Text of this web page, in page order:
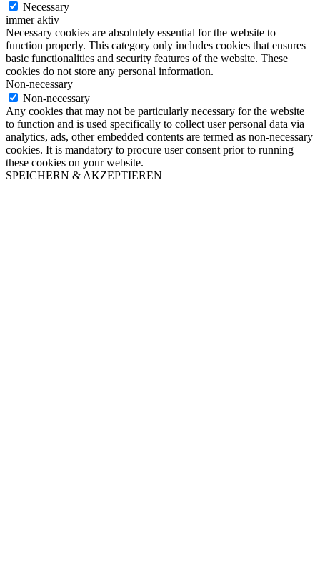
Necessary
immer aktiv
Necessary cookies are absolutely essential for the website to
function properly. This category only includes cookies that ensures
basic functionalities and security features of the website. These
cookies do not store any personal information.
Non-necessary
Non-necessary
Any cookies that may not be particularly necessary for the website
to function and is used specifically to collect user personal data via
analytics, ads, other embedded contents are termed as non-necessary
cookies. It is mandatory to procure user consent prior to running
these cookies on your website.
SPEICHERN & AKZEPTIEREN